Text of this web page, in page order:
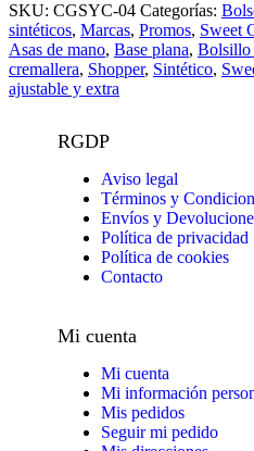
SKU: CGSYC-04 Categorías:
sintéticos, Marcas, Promos, Sweet
Asas de mano, Base plana, Bolsillo
cremallera, Shopper, Sintético,
ajustable y extra
RGDP
Aviso legal
Términos y
Envíos y
Política de privacidad
Política de cookies
Contacto
Mi cuenta
Mi cuenta
Mi información
Mis pedidos
Seguir mi pedido